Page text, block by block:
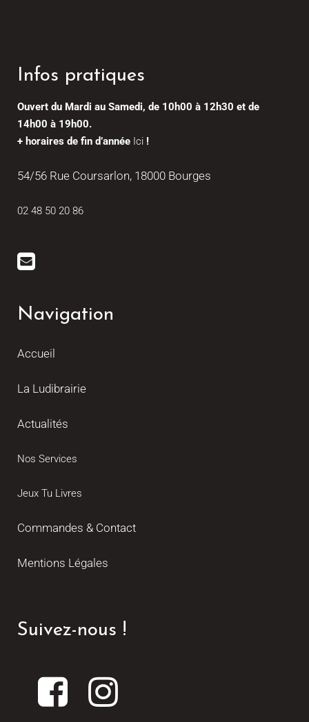
Infos pratiques
Ouvert du Mardi au Samedi, de 10h00 à 12h30 et de
14h00 à 19h00.
+ horaires de fin d’année Ici !
54/56 Rue Coursarlon, 18000 Bourges
02 48 50 20 86
Navigation
Accueil
La Ludibrairie
Actualités
Nos Services
Jeux Tu Livres
Commandes & Contact
Mentions Légales
Suivez-nous !